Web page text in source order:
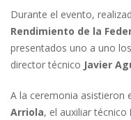
Durante el evento,
Rendimiento de la
presentados uno a uno
director técnico Javier
A la ceremonia asistieron
Arriola, el auxiliar técnico